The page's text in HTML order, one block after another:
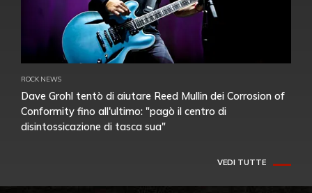
ROCK NEWS
Dave Grohl tentò di aiutare Reed Mullin dei Corrosion of
Conformity fino all'ultimo: "pagò il centro di
disintossicazione di tasca sua"
VEDI TUTTE